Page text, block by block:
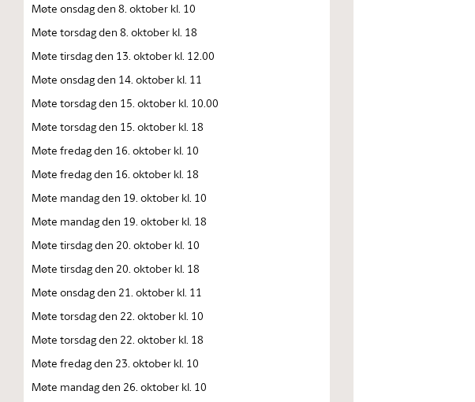
Møte onsdag den 8. oktober kl. 10
Møte torsdag den 8. oktober kl. 18
Møte tirsdag den 13. oktober kl. 12.00
Møte onsdag den 14. oktober kl. 11
Møte torsdag den 15. oktober kl. 10.00
Møte torsdag den 15. oktober kl. 18
Møte fredag den 16. oktober kl. 10
Møte fredag den 16. oktober kl. 18
Møte mandag den 19. oktober kl. 10
Møte mandag den 19. oktober kl. 18
Møte tirsdag den 20. oktober kl. 10
Møte tirsdag den 20. oktober kl. 18
Møte onsdag den 21. oktober kl. 11
Møte torsdag den 22. oktober kl. 10
Møte torsdag den 22. oktober kl. 18
Møte fredag den 23. oktober kl. 10
Møte mandag den 26. oktober kl. 10